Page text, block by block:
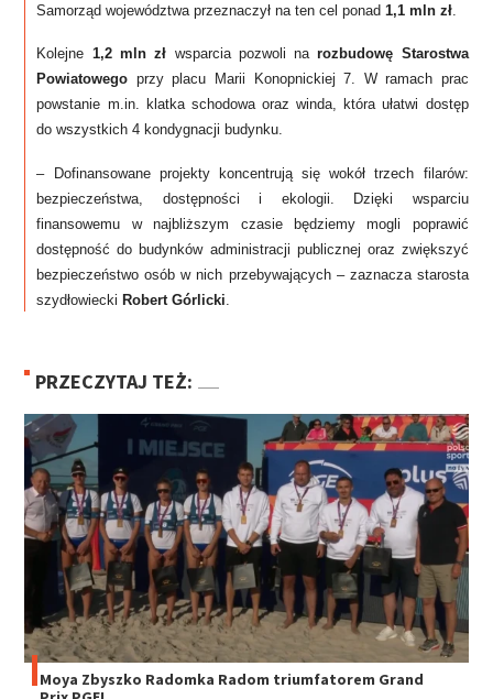
Samorząd województwa przeznaczył na ten cel ponad 1,1 mln zł
Kolejne 1,2 mln zł wsparcia pozwoli narozbudowę Starostwa
Powiatowego przy placu Marii Konopnickiej 7. W ramach prac
powstanie m.in. klatka schodowa oraz winda, która ułatwi dostęp
do wszystkich 4 kondygnacji budynku.
– Dofinansowane projekty koncentrują się wokół trzech filarów:
bezpieczeństwa, dostępności i ekologii. Dzięki wsparciu
finansowemu w najbliższym czasie będziemy mogli poprawić
dostępność do budynków administracji publicznej oraz zwiększyć
bezpieczeństwo osób w nich przebywających – zaznacza starosta
szydłowiecki Robert Górlicki.
PRZECZYTAJ TEŻ:
Moya Zbyszko Radomka Radom triumfatorem Grand